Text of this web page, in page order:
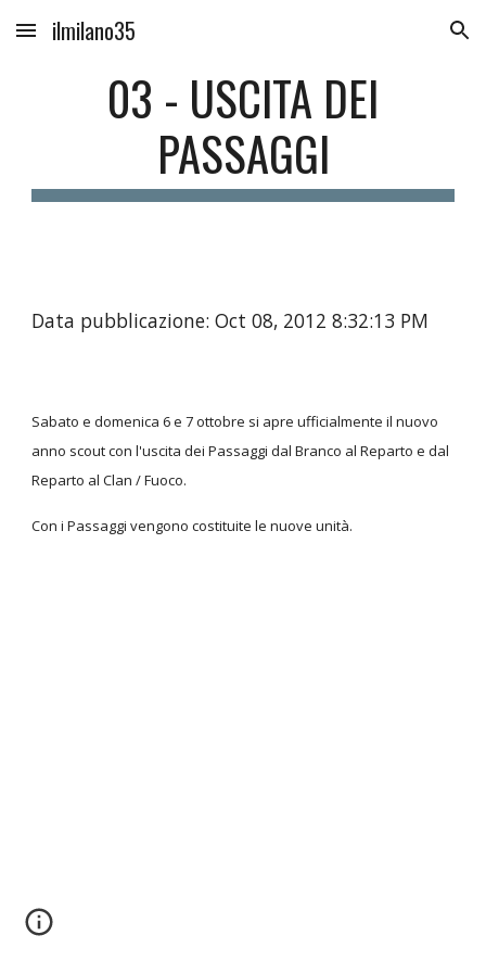
Skip to main content Skip to navigation
ilmilano35
03 - USCITA DEI
PASSAGGI
Data pubblicazione: Oct 08, 2012 8:32:13 PM
Sabato e domenica 6 e 7 ottobre si apre ufficialmente il nuovo
anno scout con l'uscita dei Passaggi dal Branco al Reparto e dal
Reparto al Clan / Fuoco.
Con i Passaggi vengono costituite le nuove unità.